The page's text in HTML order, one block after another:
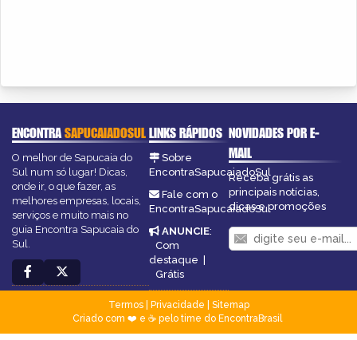
ENCONTRASAPUCAIADOSUL
O melhor de Sapucaia do
Sul num só lugar! Dicas,
onde ir, o que fazer, as
melhores empresas, locais,
serviços e muito mais no
guia Encontra Sapucaia do
Sul.
LINKS RÁPIDOS
Sobre
EncontraSapucaiadoSul
Fale com o
EncontraSapucaiadoSul
ANUNCIE:
Com
destaque |
Grátis
NOVIDADES POR E-
MAIL
Receba grátis as
principais notícias,
dicas e promoções
Termos| Privacidade
Sitemap
Criado com ❤️ e ☕ pelo time do EncontraBrasil